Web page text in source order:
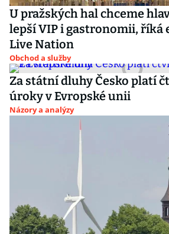
U pražských hal chceme
lepší VIP i gastronomii, říká
Live Nation
Obchod a služby
Za státní dluhy Česko platí
úroky v Evropské unii
Názory a analýzy